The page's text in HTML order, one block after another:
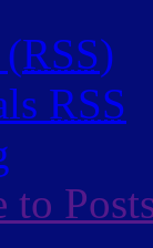
RSS)
RSS
to